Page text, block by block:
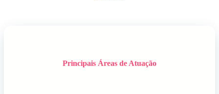
Principais Áreas de Atuação